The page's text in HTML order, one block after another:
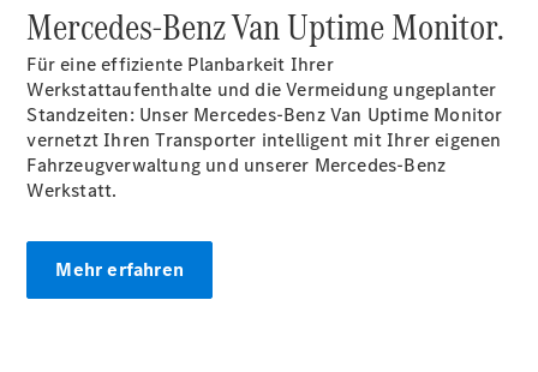
Reifen- und
Komplettradschutz
EU-
Reifenlabel
Mercedes-Benz Van UptimeMonitor.
Für eine effiziente Planbarkeit Ihrer
Werkstattaufenthalte und die Vermeidung ungeplanter
Standzeiten: Unser Mercedes-Benz Van Uptime Monitor
vernetzt Ihren Transporter intelligent mit Ihrer eigenen
Fahrzeugverwaltung und unserer Mercedes-Benz
Werkstatt.
Mehr erfahren